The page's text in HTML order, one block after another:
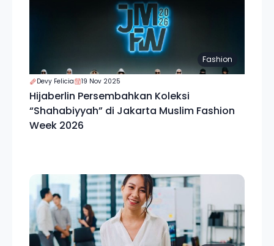
Fashion
Devy Felicia 19 Nov 2025
Hijaberlin Persembahkan Koleksi
“Shahabiyyah” di Jakarta Muslim Fashion
Week 2026